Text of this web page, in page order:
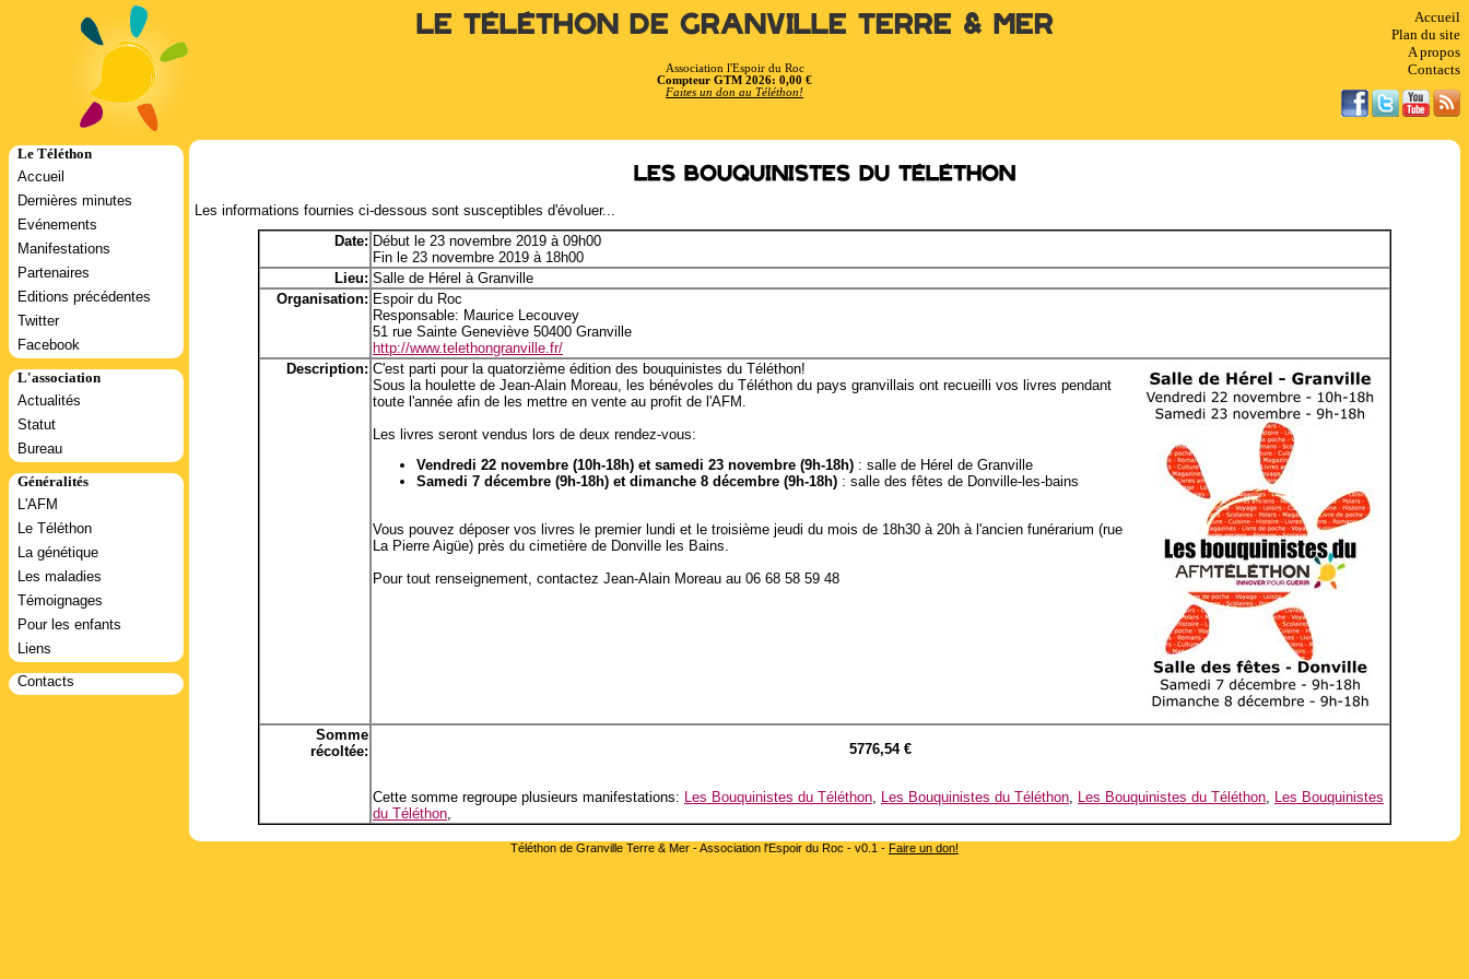
Accueil
Plan du site
A propos
Contacts
Le Téléthon de Granville Terre & Mer
Association l'Espoir du Roc
Compteur GTM 2026: 0,00 €
Faites un don au Téléthon!
Le Téléthon
Accueil
Dernières minutes
Evénements
Manifestations
Partenaires
Editions précédentes
Twitter
Facebook
L'association
Actualités
Statut
Bureau
Généralités
L'AFM
Le Téléthon
La génétique
Les maladies
Témoignages
Pour les enfants
Liens
Contacts
Les Bouquinistes du Téléthon
Les informations fournies ci-dessous sont susceptibles d'évoluer...
Date: Début le 23 novembre 2019 à 09h00
Fin le 23 novembre 2019 à 18h00
Lieu: Salle de Hérel à Granville
Organisation: Espoir du Roc
Responsable: Maurice Lecouvey
51 rue Sainte Geneviève 50400 Granville
http://www.telethongranville.fr/
Description: C'est parti pour la quatorzième édition des bouquinistes du Téléthon!
Sous la houlette de Jean-Alain Moreau, les bénévoles du Téléthon du pays granvillais ont recueilli vos livres pendant
toute l'année afin de les mettre en vente au profit de l'AFM.
Les livres seront vendus lors de deux rendez-vous:
Vendredi 22 novembre (10h-18h) et samedi 23 novembre (9h-18h) : salle de Hérel de Granville
Samedi 7 décembre (9h-18h) et dimanche 8 décembre (9h-18h) : salle des fêtes de Donville-les-bains
Vous pouvez déposer vos livres le premier lundi et le troisième jeudi du mois de 18h30 à 20h à l'ancien funérarium (rue
La Pierre Aigüe) près du cimetière de Donville les Bains.
Pour tout renseignement, contactez Jean-Alain Moreau au 06 68 58 59 48
Somme
récoltée:
5776,54 €
Cette somme regroupe plusieurs manifestations: Les Bouquinistes du Téléthon Les Bouquinistes du Téléthon Les Bouquinistes du Téléthon Les Bouquinistes
du Téléthon
Téléthon de Granville Terre & Mer - Association l'Espoir du Roc - v0.1 - Faire un don!